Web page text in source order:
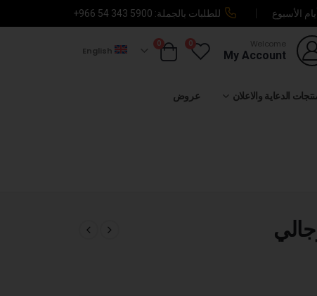
الأسبوع للطلبات بالجملة: +966 54 343 5900
Welcome
My Account
0
0
English
الدعاية والاعلان عروض